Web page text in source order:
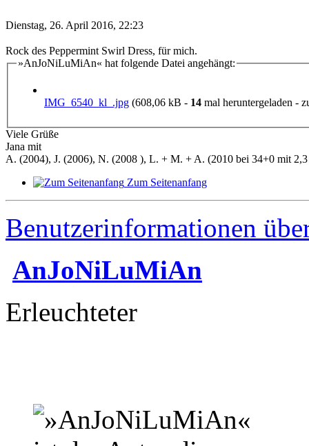
Dienstag, 26. April 2016, 22:23
Rock des Peppermint Swirl Dress, für mich.
»AnJoNiLuMiAn« hat folgende Datei angehängt:
IMG_6540_kl_.jpg (608,06 kB - 14 mal heruntergeladen -
Viele Grüße
Jana mit
A. (2004), J. (2006), N. (2008 ), L. + M. + A. (2010 bei 34+0 mit
Zum Seitenanfang
Benutzerinformationen
AnJoNiLuMiAn
Erleuchteter